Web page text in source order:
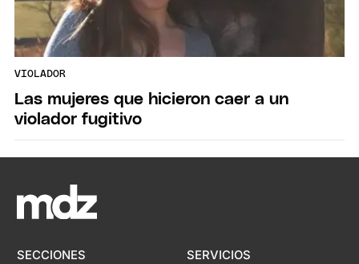
VIOLADOR
Las mujeres que hicieron caer a un
violador fugitivo
SECCIONES SERVICIOS